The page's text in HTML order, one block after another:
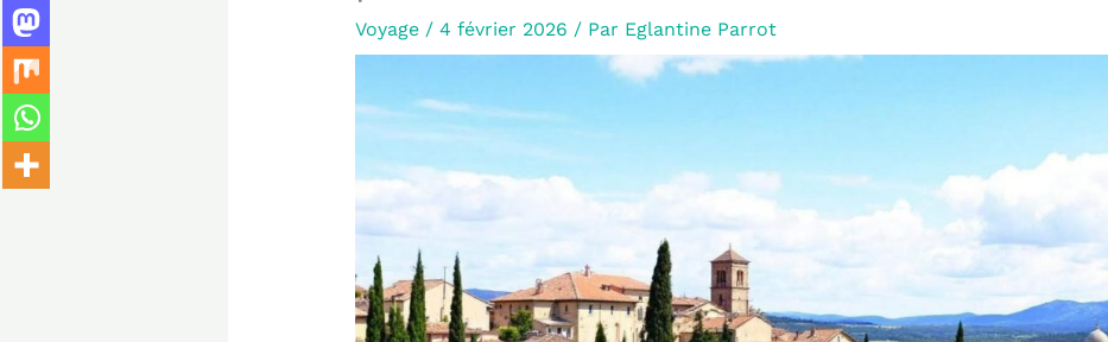
Voyage/ 4 février 2026 / Par Eglantine Parrot